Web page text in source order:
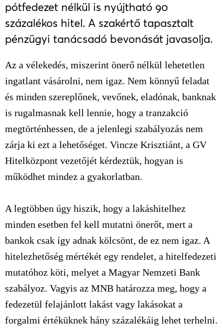
pótfedezet nélkül is nyújtható 90
százalékos hitel. A szakértő tapasztalt
pénzügyi tanácsadó bevonását javasolja.
Az a vélekedés, miszerint önerő nélkül lehetetlen
ingatlant vásárolni, nem igaz. Nem könnyű feladat
és minden szereplőnek, vevőnek, eladónak, banknak
is rugalmasnak kell lennie, hogy a tranzakció
megtörténhessen, de a jelenlegi szabályozás nem
zárja ki ezt a lehetőséget. Vincze Krisztiánt, a GV
Hitelközpont vezetőjét kérdeztük, hogyan is
működhet mindez a gyakorlatban.
A legtöbben úgy hiszik, hogy a lakáshitelhez
minden esetben fel kell mutatni önerőt, mert a
bankok csak így adnak kölcsönt, de ez nem igaz. A
hitelezhetőség mértékét egy rendelet, a hitelfedezeti
mutatóhoz köti, melyet a Magyar Nemzeti Bank
szabályoz. Vagyis az MNB határozza meg, hogy a
fedezetül felajánlott lakást vagy lakásokat a
forgalmi értéküknek hány százalékáig lehet terhelni.